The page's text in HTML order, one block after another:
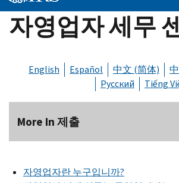
자영업자 세무
English Español 中文 (简体)
Русский
Tiếng
More In 제출
자영업자란 누구입니까?